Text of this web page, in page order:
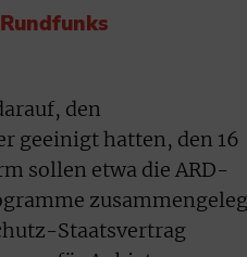
den
geeinigt hatten, den 16
sollen etwa die ARD-
Staatsvertrag